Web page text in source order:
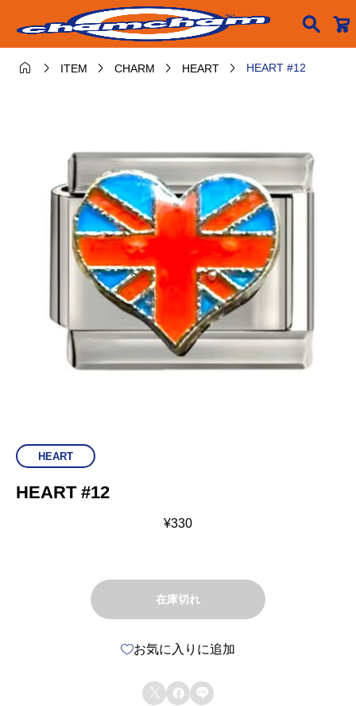

  ITEM  CHARM  HEART  HEART #12
HEART
HEART #12
¥330
在庫切れ
お気に入りに追加
  